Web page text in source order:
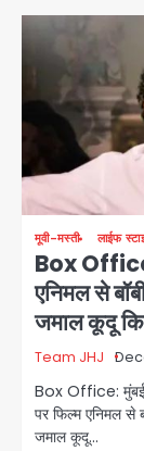
मूवी-मस्ती लाईफ
Box
एनिमल से
जमाल कूदू
Team JHJ
Box Office:
पर फिल्म एनिमल से
जमाल कूदू…